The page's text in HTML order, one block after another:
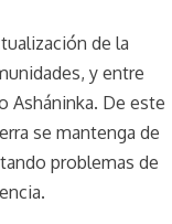
de la
y entre
Asháninka. De este
se mantenga de
problemas de